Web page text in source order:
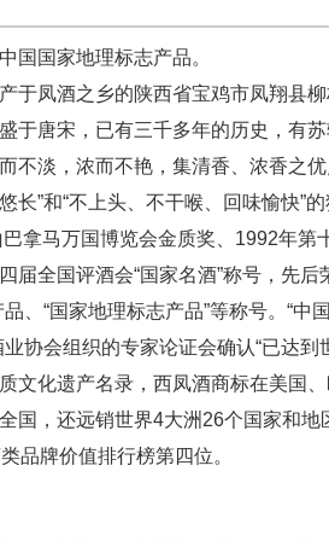
国国家地理标志产品。
于凤酒之乡的陕西省宝鸡市凤翔县
于唐宋，已有三千多年的历史，有
不淡，浓而不艳，集清香、浓香之
”和“不上头、不干喉、回味愉快”的
拿马万国博览会金质奖、1992年第
全国评酒会“国家名酒”称号，先后
、“国家地理标志产品”等称号。“
协会组织的专家论证会确认“已达到
文化遗产名录，西凤酒商标在美国
国，还远销世界4大洲26个国家和地
品牌价值排行榜第四位。